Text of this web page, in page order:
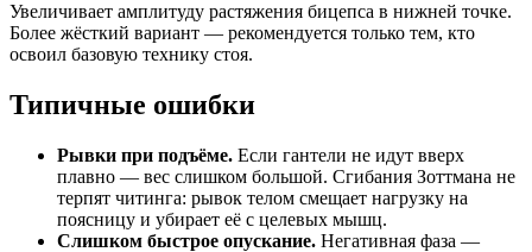
Увеличивает амплитуду растяжения бицепса в нижней точке.
Более жёсткий вариант — рекомендуется только тем, кто
освоил базовую технику стоя.
Типичные ошибки
Рывки при подъёме. Если гантели не идут вверх
плавно — вес слишком большой. Сгибания Зоттмана не
терпят читинга: рывок телом смещает нагрузку на
поясницу и убирает её с целевых мышц.
Слишком быстрое опускание. Негативная фаза —